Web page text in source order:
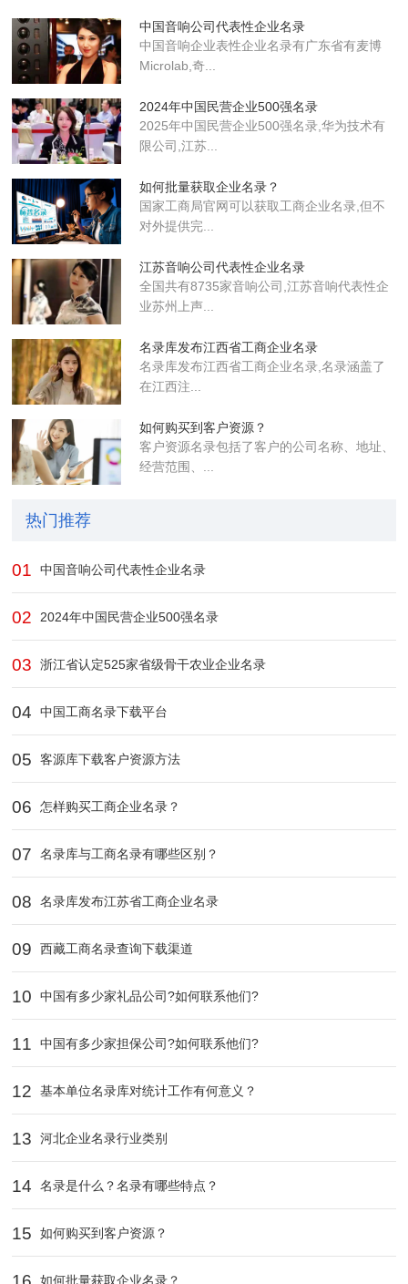
中国音响公司代表性企业名录
中国音响企业表性企业名录有广东省有麦博
Microlab,奇...
2024年中国民营企业500强名录
2025年中国民营企业500强名录,华为技术有
限公司,江苏...
如何批量获取企业名录？
国家工商局官网可以获取工商企业名录,但不
对外提供完...
江苏音响公司代表性企业名录
全国共有8735家音响公司,江苏音响代表性企
业苏州上声...
名录库发布江西省工商企业名录
名录库​发布江西省工商企业名录,名录涵盖了
在江西注...
如何购买到客户资源？
客户资源名录包括了客户的公司名称、地址、
经营范围、...
热门推荐
01 中国音响公司代表性企业名录
02 2024年中国民营企业500强名录
03 浙江省认定525家省级骨干农业企业​名录
04 中国工商名录下载平台
05 客源库下载客户资源方法
06 怎样购买工商企业名录？
07 名录库与工商名录有哪些区别？
08 名录库发布江苏省工商企业名录
09 西藏工商名录查询下载渠道‌
10 中国有多少家礼品公司?如何联系他们?
11 中国有多少家担保公司?如何联系他们?
12 基本单位名录库对统计工作有何意义？
13 河北企业名录行业类别
14 名录是什么？名录有哪些特点？
15 如何购买到客户资源？
如何批量获取企业名录？